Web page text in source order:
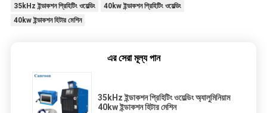
35kHz ইন্ডাকশন প্রিহিটিং ওয়েল্ডিং
40kw ইন্ডাকশন প্রিহিটিং ওয়েল্ডিং
40kw ইন্ডাকশন হিটার মেশিন
এর সেরা মূল্য পান
35kHz ইন্ডাকশন প্রিহিটিং ওয়েল্ডিং অ্যালুমিনিয়াম
40kw ইন্ডাকশন হিটার মেশিন